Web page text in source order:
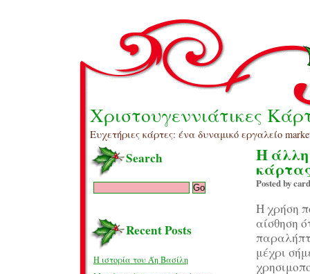
Χριστουγεννιάτικες
Ευχετήριες κάρτες: ένα δυναμικό εργαλείο
Η άλλη
Posted by
Η χρήση
αίσθηση
μέχρι
Search
Recent Posts
Η ιστορία του Άη Βασίλη